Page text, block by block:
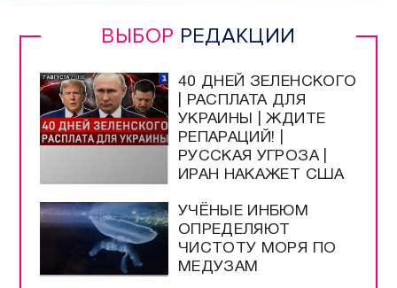
ВЫБОР РЕДАКЦИИ
40 ДНЕЙ ЗЕЛЕНСКОГО
| РАСПЛАТА ДЛЯ
УКРАИНЫ | ЖДИТЕ
РЕПАРАЦИЙ! |
РУССКАЯ УГРОЗА |
ИРАН НАКАЖЕТ США
УЧЁНЫЕ ИНБЮМ
ОПРЕДЕЛЯЮТ
ЧИСТОТУ МОРЯ ПО
МЕДУЗАМ